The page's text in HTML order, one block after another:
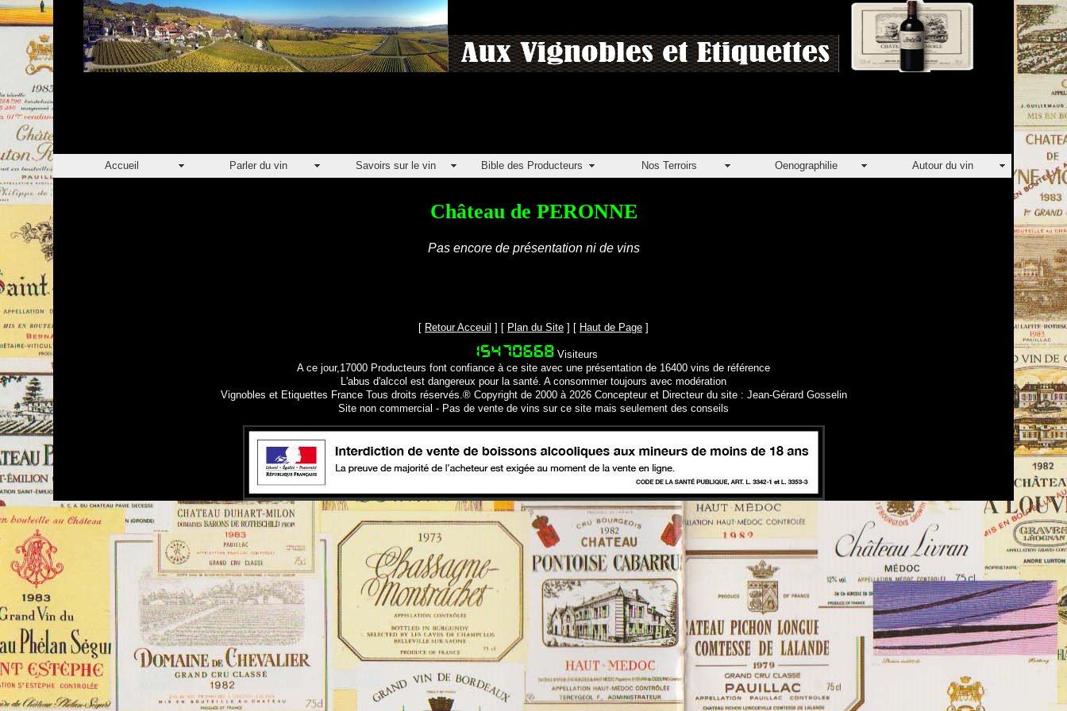
Accueil Parler du vin Savoirs sur le vin Bible des Producteurs Nos Terroirs Oenographilie Autour du vin
Château de PERONNE
Pas encore de présentation ni de vins
[ Retour Acceuil ] [ Plan du Site ] [ Haut de Page ]
Visiteurs
A ce jour,17000 Producteurs font confiance à ce site avec une présentation de 16400 vins de référence
L'abus d'alccol est dangereux pour la santé. A consommer toujours avec modération
Vignobles et Etiquettes France Tous droits réservés.® Copyright de 2000 à 2026 Concepteur et Directeur du site : Jean-Gérard Gosselin
Site non commercial - Pas de vente de vins sur ce site mais seulement des conseils